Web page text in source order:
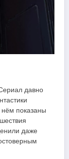
давно
нём показаны
даже